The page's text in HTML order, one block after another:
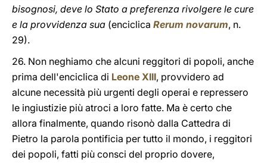
bisognosi, deve lo Stato a preferenza rivolgere le cure
e la provvidenza sua (enciclica Rerum novarum, n.
29).
26. Non neghiamo che alcuni reggitori di popoli, anche
prima dell'enciclica di Leone XIII, provvidero ad
alcune necessità più urgenti degli operai e repressero
le ingiustizie più atroci a loro fatte. Ma è certo che
allora finalmente, quando risonò dalla Cattedra di
Pietro la parola pontificia per tutto il mondo, i reggitori
dei popoli, fatti più consci del proprio dovere,